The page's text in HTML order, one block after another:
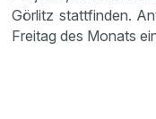
Görlitz stattfinden.
Freitag des Monats